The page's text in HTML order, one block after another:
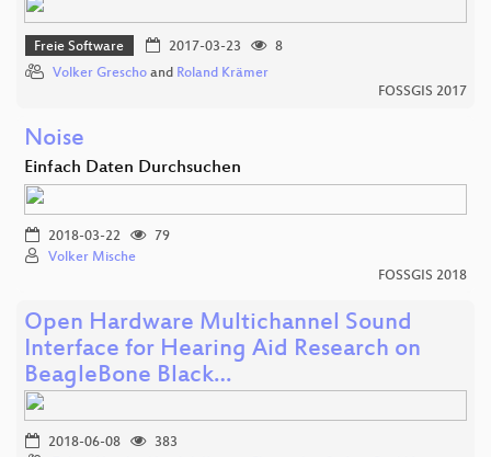
Freie Software 2017-03-23
8
Volker Grescho and Roland Krämer
FOSSGIS 2017
Noise
Einfach Daten Durchsuchen
2018-03-22
79
Volker Mische
FOSSGIS 2018
Open Hardware Multichannel Sound
Interface for Hearing Aid Research on
BeagleBone Black…
2018-06-08
383